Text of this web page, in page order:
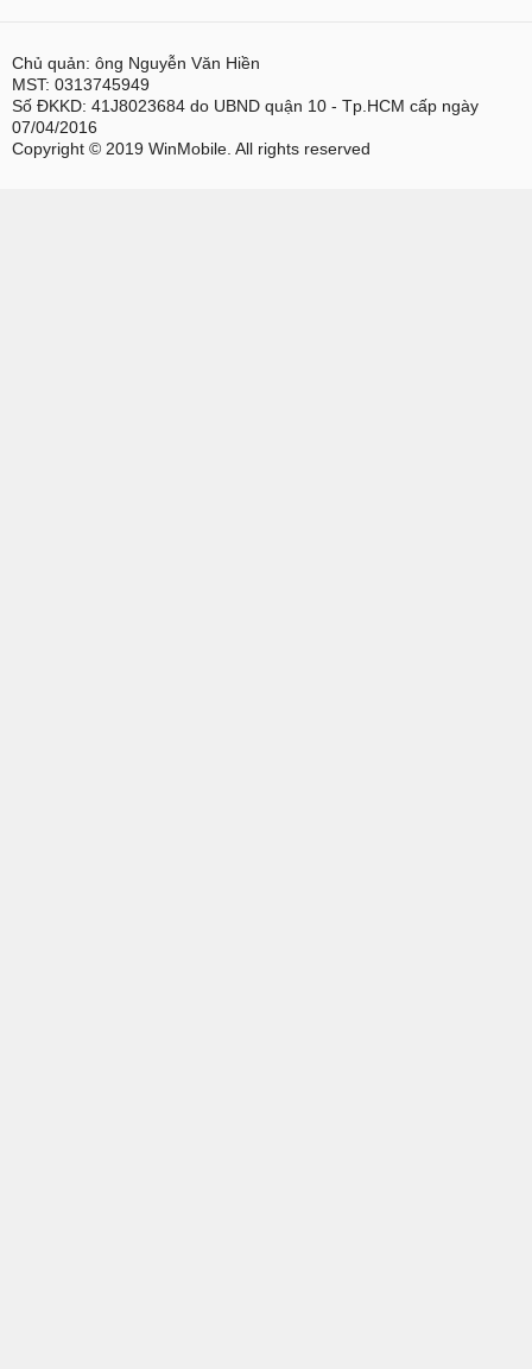
Chủ quản: ông Nguyễn Văn Hiền
MST: 0313745949
Số ĐKKD: 41J8023684 do UBND quận 10 - Tp.HCM cấp ngày
07/04/2016
Copyright © 2019 WinMobile. All rights reserved